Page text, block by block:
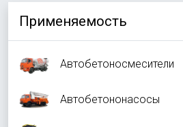
Применяемость
Автобетоносмесители
Автобетононасосы